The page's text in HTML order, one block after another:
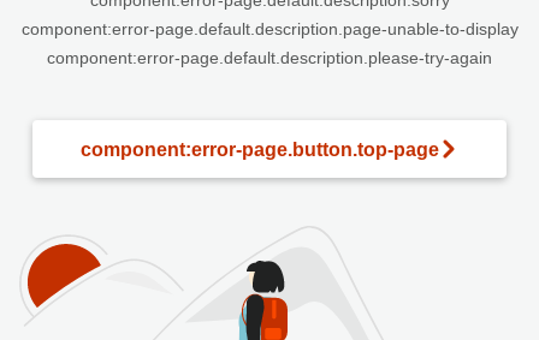
component:error-page.default.description.page-unable-to-display
component:error-page.default.description.please-try-again
component:error-page.button.top-page